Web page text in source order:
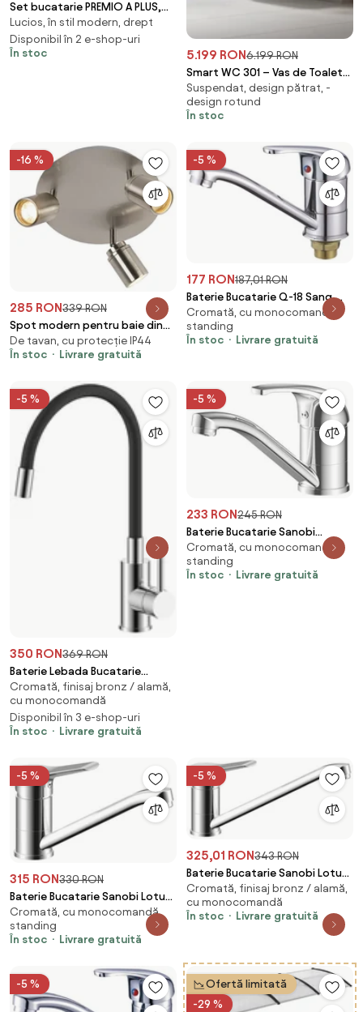
Set bucatarie PREMIO A PLUS,
carcasa stejar sonoma/fronturi
cappuccino
Lucios, în stil modern, drept
Disponibil în 2 e-shop-uri
În stoc
5.199 RON6.199 RON
Smart WC 301 – Vas de Toaletă
Inteligent cu Bideu, Sterilizare
UV, Deschidere/Închidere
automată, Senzor picior,
Temperaturii, Uscare aer cald,
Iluminare de noapte, Afișaj LED,
Telecomandă, Ceramică, Alb
Suspendat, design pătrat, -
design rotund
În stoc
-16 %
285 RON339 RON
Spot modern pentru baie din
oțel cu 3 lumini IP44 - Ducha
De tavan, cu protecție IP44
În stoc
Livrare gratuită
-5 %
177 RON187,01 RON
Baterie Bucatarie Q-18 Sanq,
pipa medie, Argintiu, cartus cu
discuri ceramice D 40 mm
Cromată, cu monocomandă,
standing
În stoc
Livrare gratuită
-5 %
350 RON369 RON
Baterie Lebada Bucatarie
Sanobi Nobila, pipa inalta,
Negru, cartus ceramic D 40 mm
Cromată, finisaj bronz / alamă,
cu monocomandă
Disponibil în 3 e-shop-uri
În stoc
Livrare gratuită
-5 %
233 RON245 RON
Baterie Bucatarie Sanobi
Boema, pipa medie, Argintiu,
cartus ceramic D 40 mm
Cromată, cu monocomandă,
standing
În stoc
Livrare gratuită
-5 %
315 RON330 RON
Baterie Bucatarie Sanobi Lotus,
pipa medie, Argintiu, cartus
ceramic D 35 mm
Cromată, cu monocomandă,
standing
În stoc
Livrare gratuită
-5 %
325,01 RON 343 RON
Baterie Bucatarie Sanobi Lotus,
pipa lunga, Argintiu, cartus
ceramic D 35 mm
Cromată, finisaj bronz / alamă,
cu monocomandă
În stoc
Livrare gratuită
-5 %
Ofertă limitată
-29 %